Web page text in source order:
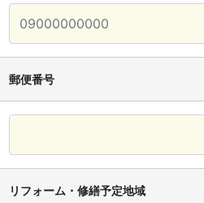
郵便番号
リフォーム・修繕予定地域